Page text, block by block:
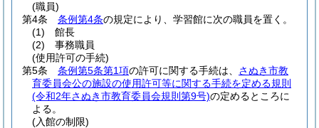
(職員)
第4条
条例第4条の規定により、学習館に次の職員を置く。
(1)
館長
(2)
事務職員
(使用許可の手続)
第5条
条例第5条第1項の許可に関する手続は、 さぬき市教
育委員会公の施設の使用許可等に関する手続を定める規則
(令和2年さぬき市教育委員会規則第9号)の定めるところに
よる。
(入館の制限)